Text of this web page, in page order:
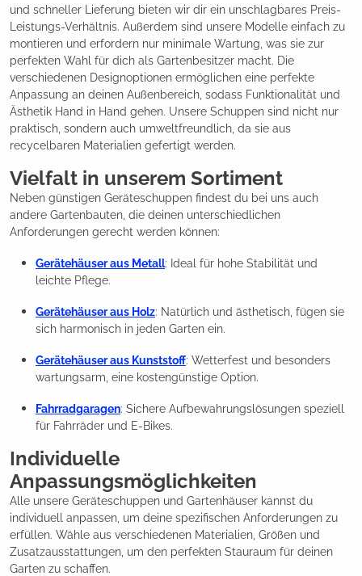
und schneller Lieferung bieten wir dir ein unschlagbares Preis-
Leistungs-Verhältnis. Außerdem sind unsere Modelle einfach zu
montieren und erfordern nur minimale Wartung, was sie zur
perfekten Wahl für dich als Gartenbesitzer macht. Die
verschiedenen Designoptionen ermöglichen eine perfekte
Anpassung an deinen Außenbereich, sodass Funktionalität und
Ästhetik Hand in Hand gehen. Unsere Schuppen sind nicht nur
praktisch, sondern auch umweltfreundlich, da sie aus
recycelbaren Materialien gefertigt werden.
Vielfalt in unserem Sortiment
Neben günstigen Geräteschuppen findest du bei uns auch
andere Gartenbauten, die deinen unterschiedlichen
Anforderungen gerecht werden können:
Gerätehäuser aus Metall: Ideal für hohe Stabilität und
leichte Pflege.
Gerätehäuser aus Holz: Natürlich und ästhetisch, fügen sie
sich harmonisch in jeden Garten ein.
Gerätehäuser aus Kunststoff: Wetterfest und besonders
wartungsarm, eine kostengünstige Option.
Fahrradgaragen: Sichere Aufbewahrungslösungen speziell
für Fahrräder und E-Bikes.
Individuelle
Anpassungsmöglichkeiten
Alle unsere Geräteschuppen und Gartenhäuser kannst du
individuell anpassen, um deine spezifischen Anforderungen zu
erfüllen. Wähle aus verschiedenen Materialien, Größen und
Zusatzausstattungen, um den perfekten Stauraum für deinen
Garten zu schaffen.